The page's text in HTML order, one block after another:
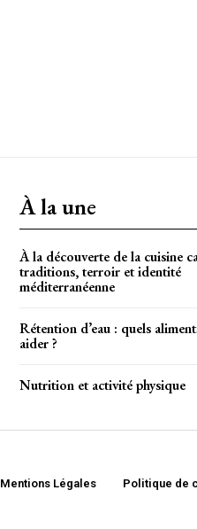
À la une
À la découverte de la cuisine
traditions, terroir et identité
méditerranéenne
Rétention d’eau : quels
aider ?
Nutrition et activité physique
Mentions Légales Politique de